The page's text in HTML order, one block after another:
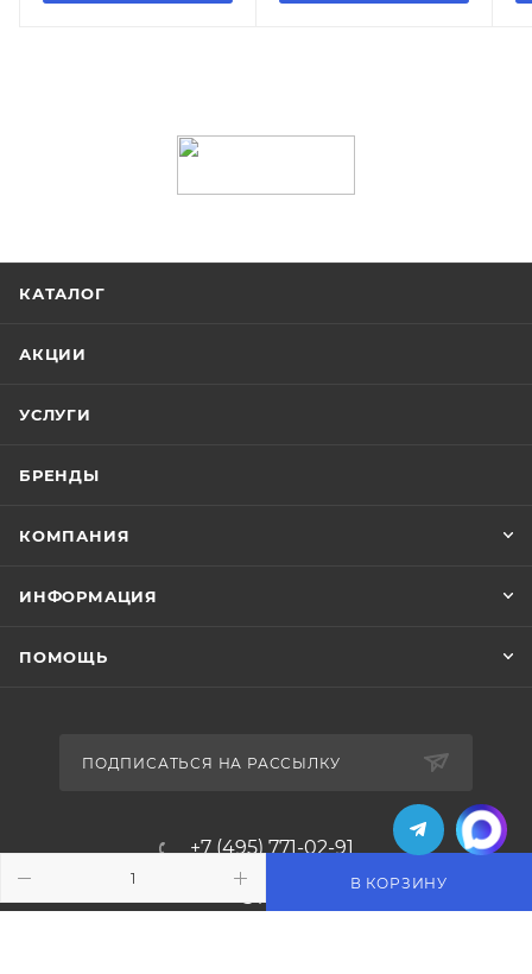
В КОРЗИНУ
КАТАЛОГ
АКЦИИ
УСЛУГИ
БРЕНДЫ
КОМПАНИЯ
ИНФОРМАЦИЯ
ПОМОЩЬ
ПОДПИСАТЬСЯ НА РАССЫЛКУ
+7 (495) 771-02-91
info@pos-shop.ru